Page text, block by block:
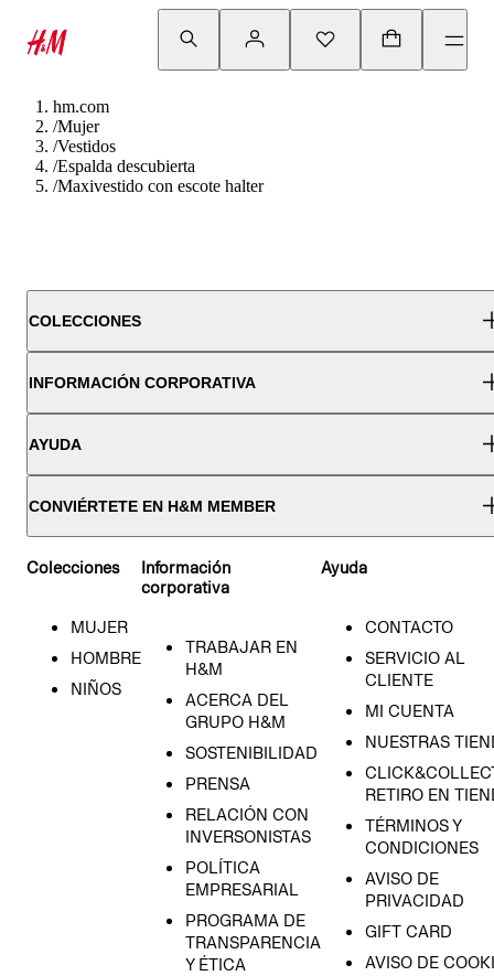
hm.com
/Mujer
/Vestidos
/Espalda descubierta
/Maxivestido con escote halter
COLECCIONES
INFORMACIÓN CORPORATIVA
AYUDA
CONVIÉRTETE EN H&M MEMBER
Colecciones
MUJER
HOMBRE
NIÑOS
Información
corporativa
TRABAJAR EN
H&M
ACERCA DEL
GRUPO H&M
SOSTENIBILIDAD
PRENSA
RELACIÓN CON
INVERSONISTAS
POLÍTICA
EMPRESARIAL
PROGRAMA DE
TRANSPARENCIA
Y ÉTICA
Ayuda
CONTACTO
SERVICIO AL
CLIENTE
MI CUENTA
NUESTRAS
RETIRO EN
TÉRMINOS Y
CONDICIONES
AVISO DE
PRIVACIDAD
GIFT CARD
AVISO DE